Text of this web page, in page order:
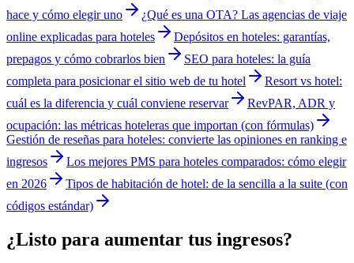
hace y cómo elegir uno
¿Qué es una OTA? Las agencias de viaje
online explicadas para hoteles
Depósitos en hoteles: garantías,
prepagos y cómo cobrarlos bien
SEO para hoteles: la guía
completa para posicionar el sitio web de tu hotel
Resort vs hotel:
cuál es la diferencia y cuál conviene reservar
RevPAR, ADR y
ocupación: las métricas hoteleras que importan (con fórmulas)
Gestión de reseñas para hoteles: convierte las opiniones en ranking e
ingresos
Los mejores PMS para hoteles comparados: cómo elegir
en 2026
Tipos de habitación de hotel: de la sencilla a la suite (con
códigos estándar)
¿Listo para aumentar tus ingresos?